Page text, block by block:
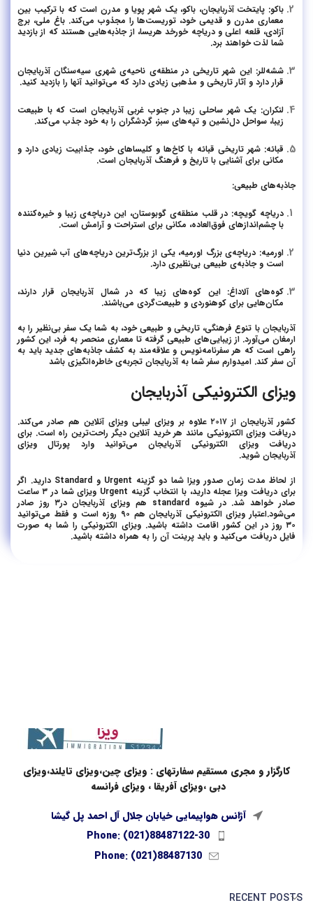
باکو: پایتخت آذربایجان، باکو، یک شهر پویا و مدرن است که با ترکیب بین
معماری مدرن و قدیمی خود، توریست‌ها را مجذوب می‌کند. باغ ملی، برج
آزادی، قلعه اعلی و دریاچه خورخد هریسا، از جاذبه‌هایی هستند که از بازدید
شما لذت خواهند برد.
ششه‌للر: این شهر تاریخی در منطقه‌ی ناحیه‌ی شهری سیه‌سنگان آذربایجان
قرار دارد و آثار تاریخی و مذهبی زیادی دارد که می‌توانید آنها را بازدید کنید.
لنکران: یک شهر ساحلی زیبا در جنوب غربی آذربایجان است که با طبیعت
زیبا، سواحل دل‌نشین و تپه‌های سبز، گردشگران را به خود جذب می‌کند.
قبائه: شهر تاریخی قبائه با کاخ‌ها و کلیساهای خود، جذابیت زیادی دارد و
مکانی برای آشنایی با تاریخ و فرهنگ آذربایجان است.
جاذبه‌های طبیعی:
دریاچه گویچه: در قلب منطقه‌ی گوبوستان، این دریاچه‌ی زیبا و خیره‌کننده
با چشم‌اندازهای فوق‌العاده، مکانی برای استراحت و آرامش است.
اورمیه: دریاچه‌ی بزرگ اورمیه، یکی از بزرگ‌ترین دریاچه‌های آب شیرین دنیا
است و جاذبه‌ی طبیعی بی‌نظیری دارد.
کوه‌های آلاداغ: این کوه‌های زیبا که در شمال آذربایجان قرار دارند،
مکان‌هایی برای کوهنوردی و طبیعت‌گردی می‌باشند.
آذربایجان با تنوع فرهنگی، تاریخی و طبیعی خود، به شما یک سفر بی‌نظیر را به
ارمغان می‌آورد. از زیبایی‌های طبیعی گرفته تا معماری منحصر به فرد، این کشور
راهی است که هر سفرنامه‌نویس و علاقه‌مند به کشف جاذبه‌های جدید باید به
آن سفر کند. امیدوارم سفر شما به آذربایجان تجربه‌ی خاطره‌انگیزی باشد
ویزای الکترونیکی آذربایجان
کشور آذربایجان از ۲۰۱۷ علاوه بر ویزای لیبلی ویزای آنلاین هم صادر می‌کند.
دریافت ویزای الکترونیکی مانند هر خرید آنلاین دیگر راحت‌ترین راه است. برای
دریافت ویزای الکترونیکی آذربایجان می‌توانید وارد پورتال ویزای
آذربایجان شوید.
از لحاظ مدت زمان صدور ویزا شما دو گزینه Urgent و Standard دارید. اگر
برای دریافت ویزا عجله دارید، با انتخاب گزینه Urgent ویزای شما در ۳ ساعت
صادر خواهد شد. در شیوه standard هم ویزای آذربایجان در۳ روز صادر
می‌شود.اعتبار ویزای الکترونیکی آذربایجان هم ۹۰ روزه است و فقط می‌توانید
۳۰ روز در این کشور اقامت داشته باشید. ویزای الکترونیکی را شما به صورت
فایل دریافت می‌کنید و باید پرینت آن را به همراه داشته باشید.
کارگزار و مجری مستقیم سفارتهای : ویزای چین،ویزای تایلند،ویزای
دبی ،ویزای آفریقا ، ویزای فرانسه
آژانس هواپیمایی خیابان جلال آل احمد پل گیشا
Phone: (021)88487122-30
Phone: (021)88487130
RECENT POSTS